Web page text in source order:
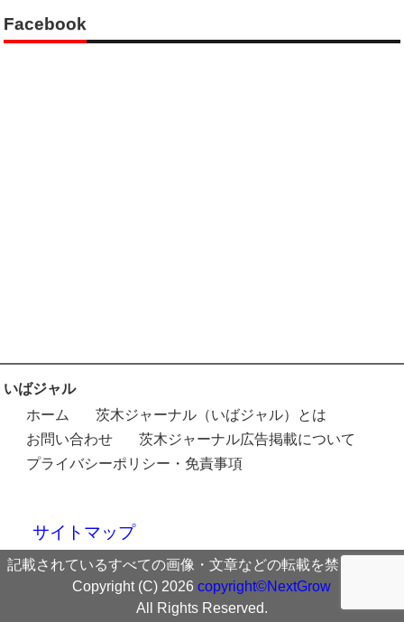
Facebook
いばジャル
ホーム
茨木ジャーナル（いばジャル）とは
お問い合わせ
茨木ジャーナル広告掲載について
プライバシーポリシー・免責事項
サイトマップ
記載されているすべての画像・文章などの転載を禁じます。
Copyright (C) 2026copyright©NextGrow
All Rights Reserved.